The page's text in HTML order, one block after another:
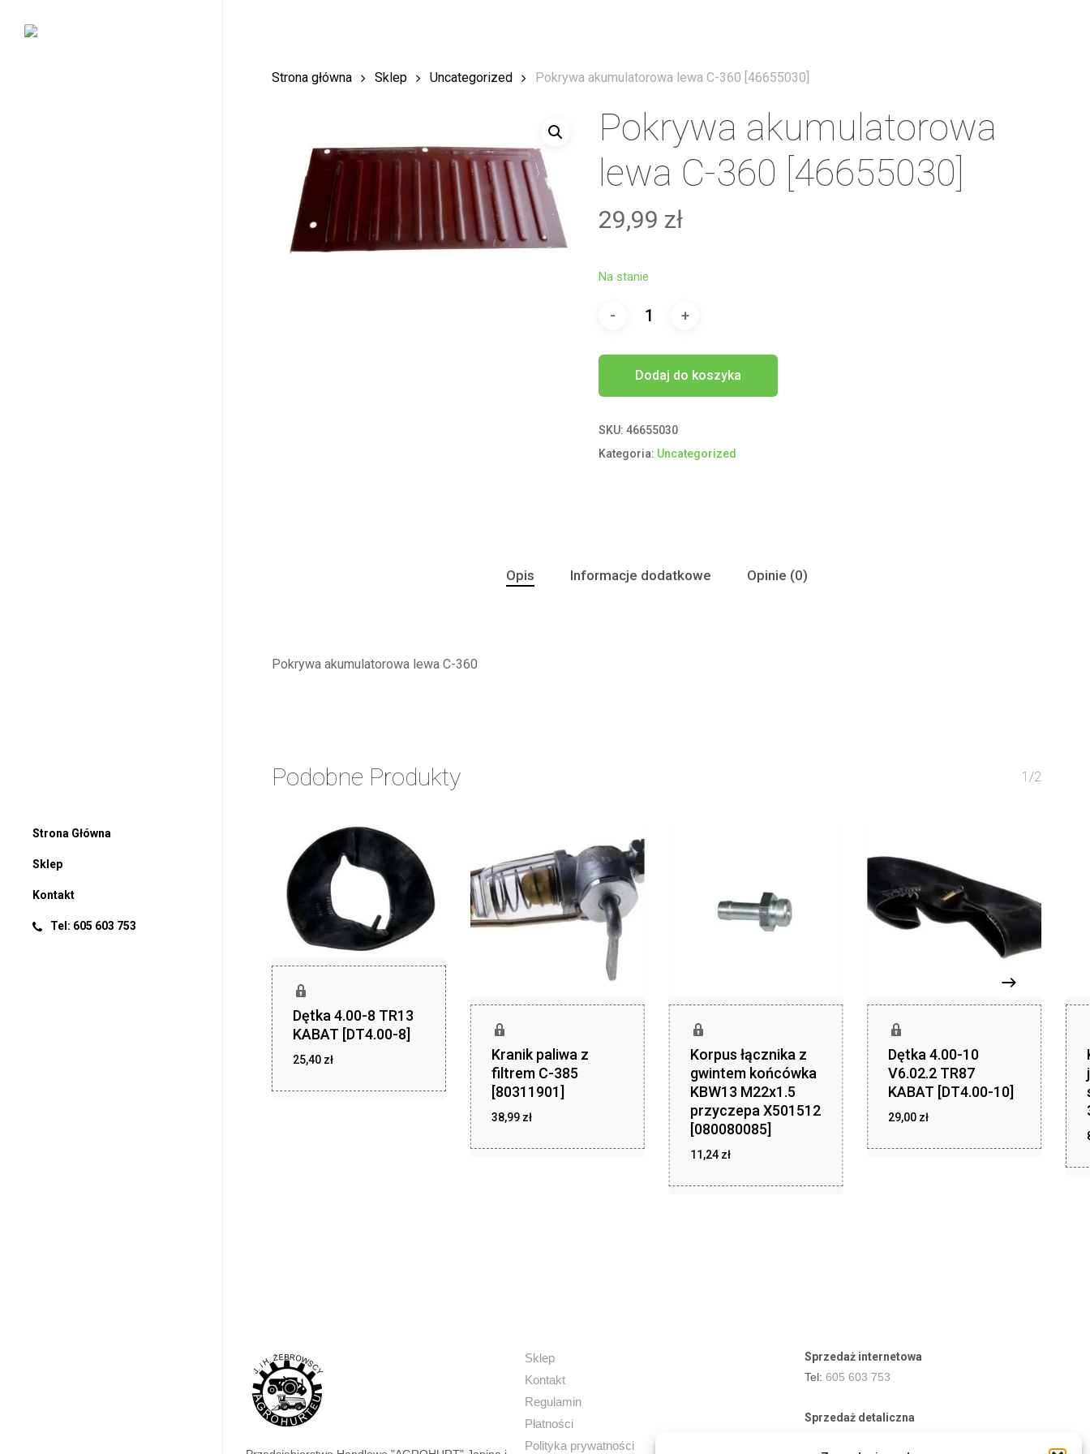
Strona Główna
Sklep
Kontakt
Tel: 605 603 753
Strona główna Sklep Uncategorized Pokrywa akumulatorowa lewa C-360 [46655030]
Pokrywa akumulatorowa
lewa C-360 [46655030]
29,99 zł
Na stanie
Dodaj do koszyka
SKU:46655030
Kategoria: Uncategorized
Opis Informacje dodatkowe Opinie (0)
Pokrywa akumulatorowa lewa C-360
Podobne Produkty 1/2
Dętka 4.00-8 TR13
KABAT [DT4.00-8]
25,40 zł
Kranik paliwa z
filtrem C-385
[80311901]
38,99 zł
Korpus łącznika z
gwintem końcówka
KBW13 M22x1.5
przyczepa X501512
[080080085]
11,24 zł
Dętka 4.00-10
V6.02.2 TR87
KABAT [DT4.00-10]
29,00 zł
Sklep
Kontakt
Regulamin
Płatności
Polityka prywatności
Sprzedaż internetowa
Tel: 605 603 753
Sprzedaż detaliczna